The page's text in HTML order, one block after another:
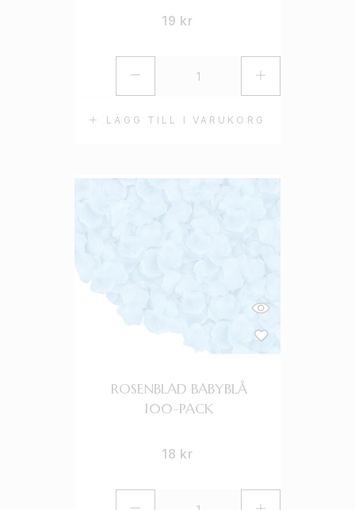
LÄGG TILL I VARUKORG
19 kr
ROSENBLAD BABYBLÅ
100-PACK
18 kr